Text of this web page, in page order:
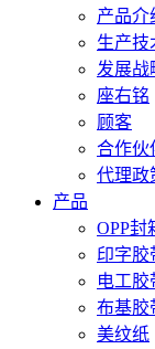
产品介
生产技
发展战
座右铭
顾客
合作伙
代理政
产品
OPP封
印字胶
电工胶
布基胶
美纹纸